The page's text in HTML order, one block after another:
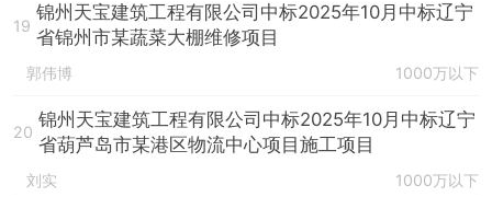
19
锦州天宝建筑工程有限公司中标2025年10月中标辽宁
省锦州市某蔬菜大棚维修项目
郭伟博 1000万以下
20
锦州天宝建筑工程有限公司中标2025年10月中标辽宁
省葫芦岛市某港区物流中心项目施工项目
刘实 1000万以下